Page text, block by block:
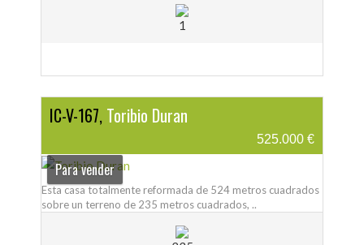
1
IC-V-167, Toribio Duran
525.000 €
Para vender
Esta casa totalmente reformada de 524 metros cuadrados
sobre un terreno de 235 metros cuadrados, ..